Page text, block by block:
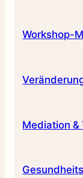
Workshop-
Mediation &